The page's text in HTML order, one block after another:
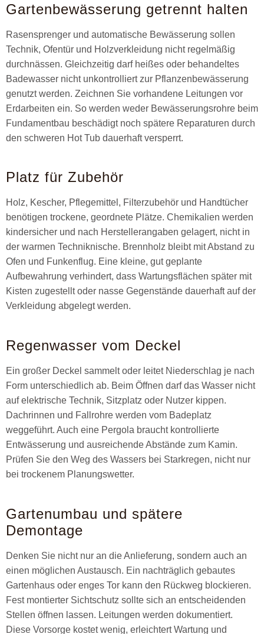
Gartenbewässerung getrennt halten
Rasensprenger und automatische Bewässerung sollen
Technik, Ofentür und Holzverkleidung nicht regelmäßig
durchnässen. Gleichzeitig darf heißes oder behandeltes
Badewasser nicht unkontrolliert zur Pflanzenbewässerung
genutzt werden. Zeichnen Sie vorhandene Leitungen vor
Erdarbeiten ein. So werden weder Bewässerungsrohre beim
Fundamentbau beschädigt noch spätere Reparaturen durch
den schweren Hot Tub dauerhaft versperrt.
Platz für Zubehör
Holz, Kescher, Pflegemittel, Filterzubehör und Handtücher
benötigen trockene, geordnete Plätze. Chemikalien werden
kindersicher und nach Herstellerangaben gelagert, nicht in
der warmen Techniknische. Brennholz bleibt mit Abstand zu
Ofen und Funkenflug. Eine kleine, gut geplante
Aufbewahrung verhindert, dass Wartungsflächen später mit
Kisten zugestellt oder nasse Gegenstände dauerhaft auf der
Verkleidung abgelegt werden.
Regenwasser vom Deckel
Ein großer Deckel sammelt oder leitet Niederschlag je nach
Form unterschiedlich ab. Beim Öffnen darf das Wasser nicht
auf elektrische Technik, Sitzplatz oder Nutzer kippen.
Dachrinnen und Fallrohre werden vom Badeplatz
weggeführt. Auch eine Pergola braucht kontrollierte
Entwässerung und ausreichende Abstände zum Kamin.
Prüfen Sie den Weg des Wassers bei Starkregen, nicht nur
bei trockenem Planungswetter.
Gartenumbau und spätere
Demontage
Denken Sie nicht nur an die Anlieferung, sondern auch an
einen möglichen Austausch. Ein nachträglich gebautes
Gartenhaus oder enges Tor kann den Rückweg blockieren.
Fest montierter Sichtschutz sollte sich an entscheidenden
Stellen öffnen lassen. Leitungen werden dokumentiert.
Diese Vorsorge kostet wenig, erleichtert Wartung und